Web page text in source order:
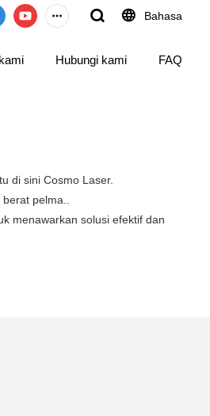
Bahasa
Hubungi kami FAQ
di sini Cosmo Laser.
pelma..
menawarkan solusi efektif dan